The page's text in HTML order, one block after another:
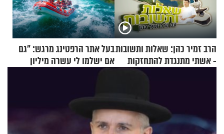
הרב זמיר כהן: שאלות ותשובות
- אשתי מתנגדת להתחזקות
בעל אתר הרפטינג מרגש: "גם
אם ישלמו לי עשרה מיליון